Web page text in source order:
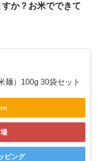
すか？お米でできて
麺）100g 30袋セット
ピング